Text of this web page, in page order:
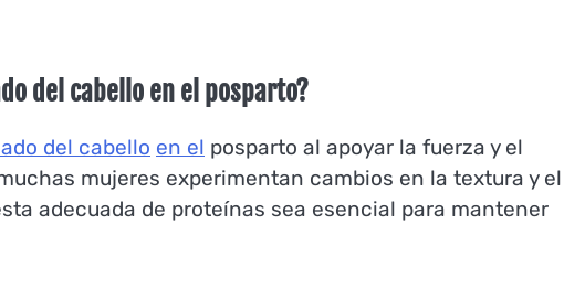
del cabello en el posparto?
del cabello en el posparto al apoyar la fuerza y el
mujeres experimentan cambios en la textura y el
adecuada de proteínas sea esencial para mantener